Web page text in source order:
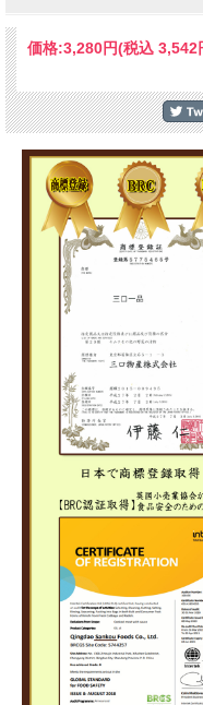
価格:3,280円(税込 3,542